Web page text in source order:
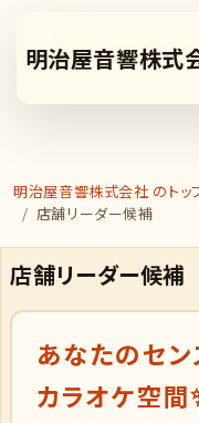
明治屋音響株式
明治屋音響株式会社 のトッ
店舗リーダー候補
店舗リーダー候補
あなたのセン
カラオケ空間